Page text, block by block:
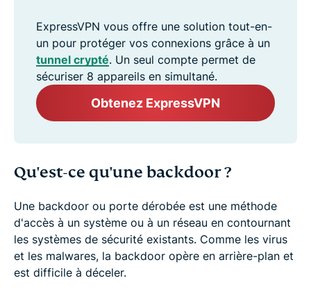
ExpressVPN vous offre une solution tout-en-
un pour protéger vos connexions grâce à un
tunnel crypté. Un seul compte permet de
sécuriser 8 appareils en simultané.
Obtenez ExpressVPN
Qu'est-ce qu'une backdoor ?
Une backdoor ou porte dérobée est une méthode
d'accès à un système ou à un réseau en contournant
les systèmes de sécurité existants. Comme les virus
et les malwares, la backdoor opère en arrière-plan et
est difficile à déceler.